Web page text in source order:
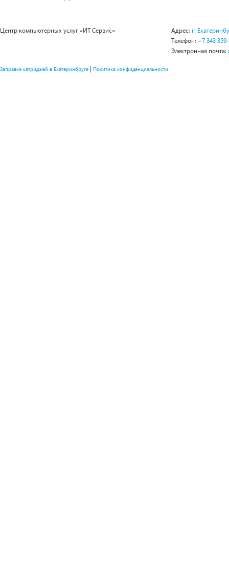
Центр компьютерных услуг «ИТ Сервис» Адрес: г.
Телефон: +7 343
Электронная почта:
Заправка катриджей в Екатеринбруге | Политика конфиденциальности